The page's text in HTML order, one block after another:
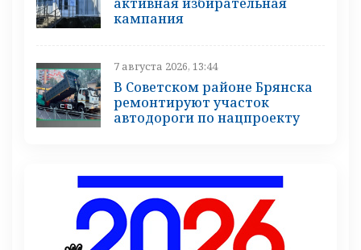
активная избирательная
кампания
7 августа 2026, 13:44
В Советском районе Брянска
ремонтируют участок
автодороги по нацпроекту